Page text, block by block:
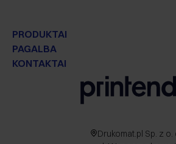
PRODUKTAI
PAGALBA
KONTAKTAI
Drukomat.pl Sp. z o.